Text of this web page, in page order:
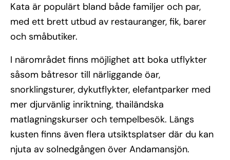
Kata är populärt bland både familjer och par,
med ett brett utbud av restauranger, fik, barer
och småbutiker.
I närområdet finns möjlighet att boka utflykter
såsom båtresor till närliggande öar,
snorklingsturer, dykutflykter, elefantparker med
mer djurvänlig inriktning, thailändska
matlagningskurser och tempelbesök. Längs
kusten finns även flera utsiktsplatser där du kan
njuta av solnedgången över Andamansjön.